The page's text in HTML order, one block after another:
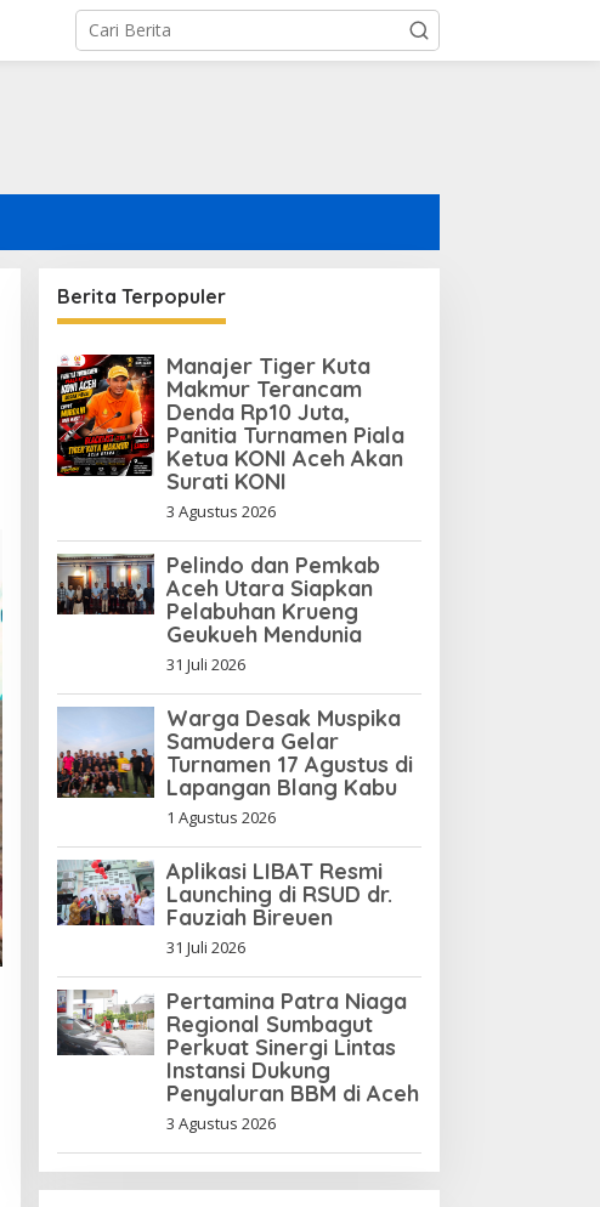
Berita Terpopuler
Manajer Tiger Kuta
Makmur Terancam
Denda Rp10 Juta,
Panitia Turnamen Piala
Ketua KONI Aceh Akan
Surati KONI
3 Agustus 2026
Pelindo dan Pemkab
Aceh Utara Siapkan
Pelabuhan Krueng
Geukueh Mendunia
31 Juli 2026
Warga Desak Muspika
Samudera Gelar
Turnamen 17 Agustus di
Lapangan Blang Kabu
1 Agustus 2026
Aplikasi LIBAT Resmi
Launching di RSUD dr.
Fauziah Bireuen
31 Juli 2026
Pertamina Patra Niaga
Regional Sumbagut
Perkuat Sinergi Lintas
Instansi Dukung
Penyaluran BBM di Aceh
3 Agustus 2026